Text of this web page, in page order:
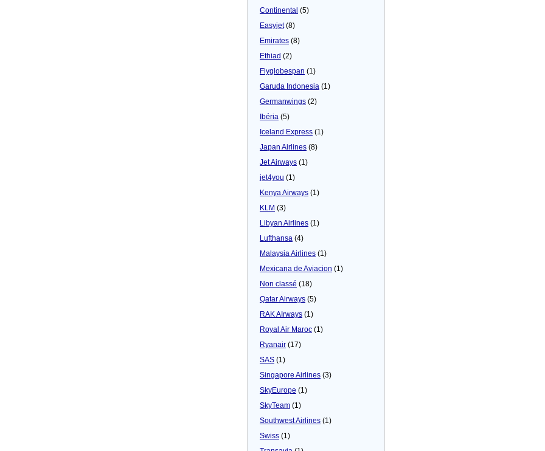
Continental (5)
Easyjet(8)
Emirates (8)
Ethiad (2)
Flyglobespan (1)
Garuda Indonesia (1)
Germanwings (2)
Ibéria (5)
Iceland Express (1)
Japan Airlines (8)
Jet Airways (1)
jet4you (1)
Kenya Airways (1)
KLM (3)
Libyan Airlines (1)
Lufthansa (4)
Malaysia Airlines (1)
Mexicana de Aviacion (1)
Non classé (18)
Qatar Airways (5)
RAK AIrways (1)
Royal Air Maroc (1)
Ryanair (17)
SAS (1)
Singapore Airlines (3)
SkyEurope (1)
SkyTeam (1)
Southwest Airlines (1)
Swiss (1)